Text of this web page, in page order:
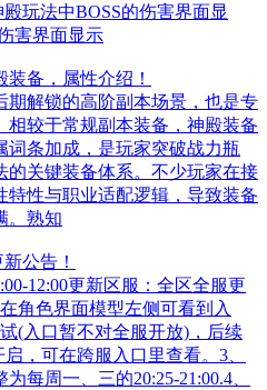
玩法中BOSS的伤害界面显
害界面显示
装备，属性介绍！
期解锁的高阶副本场景，也是专
相较于常规副本装备，神殿装备
条加成，是玩家突破战力瓶
的关键装备体系。不少玩家在接
性与职业适配逻辑，导致装备
。熟知
公告！
12:00更新区服：全区全服更
角色界面模型左侧可看到入
(入口暂不对全服开放)，后续
，可在跨服入口里查看。3、
每周一、三的20:25-21:00.4、